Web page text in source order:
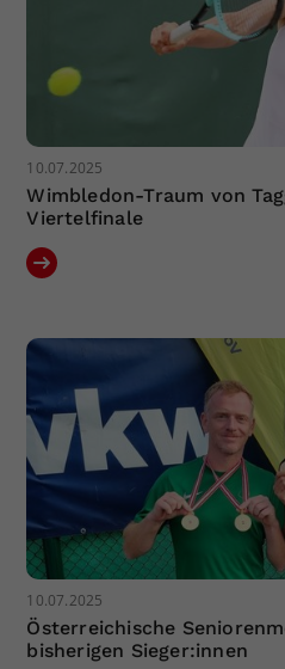
10.07.2025
Wimbledon-Traum von
Viertelfinale
10.07.2025
Österreichische
bisherigen Sieger:innen